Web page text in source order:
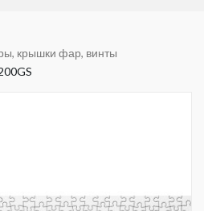
крышки фар, винты